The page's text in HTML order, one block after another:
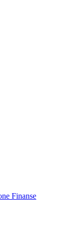
Finanse